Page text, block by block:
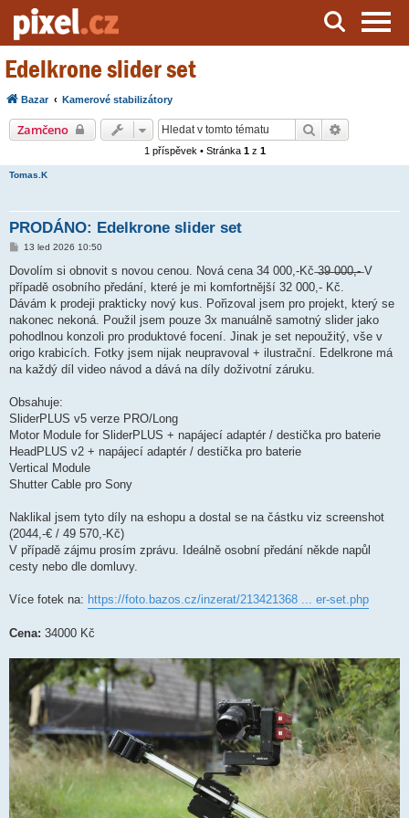
Server o natáčení a zpracování videa
Edelkrone slider set
Bazar Kamerové stabilizátory
Zamčeno Hledat
1 příspěvek • Stránka 1z 1
Tomas.K
PRODÁNO: Edelkrone slider set
P
í
p
ě
e
k
13 led 2026 10:50
Dovolím si obnovit s novou cenou. Nová cena 34 000,-Kč ̶3̶9̶ ̶0̶0̶0̶,̶-̶ V
případě osobního předání, které je mi komfortnější 32 000,- Kč.
Dávám k prodeji prakticky nový kus. Pořizoval jsem pro projekt, který se
nakonec nekoná. Použil jsem pouze 3x manuálně samotný slider jako
pohodlnou konzoli pro produktové focení. Jinak je set nepoužitý, vše v
origo krabicích. Fotky jsem nijak neupravoval + ilustrační. Edelkrone má
na každý díl video návod a dává na díly doživotní záruku.
Obsahuje:
SliderPLUS v5 verze PRO/Long
Motor Module for SliderPLUS + napájecí adaptér / destička pro baterie
HeadPLUS v2 + napájecí adaptér / destička pro baterie
Vertical Module
Shutter Cable pro Sony
Naklikal jsem tyto díly na eshopu a dostal se na částku viz screenshot
(2044,-€ / 49 570,-Kč)
V případě zájmu prosím zprávu. Ideálně osobní předání někde napůl
cesty nebo dle domluvy.
Více fotek na: https://foto.bazos.cz/inzerat/213421368 ... er-set.php
Cena: 34000 Kč